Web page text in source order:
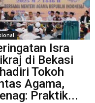
Isra
di Bekasi
Tokoh
Agama,
Praktik...